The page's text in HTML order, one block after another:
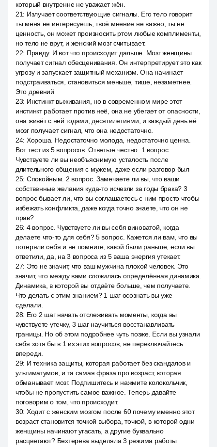
который внутренне не уважает жён.
21: Излучает соответствующие сигналы. Его тело говорит
ты меня не интересуешь, твоё мнение не важно, ты не
ценность, он может произносить ртом любые комплименты,
но тело не врут, и женский мозг считывает.
22: Правду. И вот что происходит дальше. Мозг женщины
получает сигнал обесценивания. Он интерпретирует это как
угрозу и запускает защитный механизм. Она начинает
подстраиваться, становиться меньше, тише, незаметнее.
Это древний
23: Инстинкт выживания, но в современном мире этот
инстинкт работает против неё, она не убегает от опасности,
она живёт с ней годами, десятилетиями, и каждый день её
мозг получает сигнал, что она недостаточно.
24: Хороша. Недостаточно молода, недостаточно ценна.
Вот тест из 5 вопросов. Ответьте честно. 1 вопрос.
Чувствуете ли вы необъяснимую усталость после
длительного общения с мужем, даже если разговор был
25: Спокойным. 2 вопрос. Замечаете ли вы, что ваши
собственные желания куда-то исчезли за годы брака? 3
вопрос бывает ли, что вы соглашаетесь с ним просто чтобы
избежать конфликта, даже когда точно знаете, что он не
прав?
26: 4 вопрос. Чувствуете ли вы себя виноватой, когда
делаете что-то для себя? 5 вопрос. Кажется ли вам, что вы
потеряли себя и не помните, какой были раньше, если вы
ответили, да, на 3 вопроса из 5 ваша энергия утекает.
27: Это не значит, что ваш мужчина плохой человек. Это
значит, что между вами сложилась определённая динамика.
Динамика, в которой вы отдаёте больше, чем получаете.
Что делать с этим знанием? 1 шаг осознать вы уже
сделали.
28: Его 2 шаг начать отслеживать моменты, когда вы
чувствуете утечку, 3 шаг научиться восстанавливать
границы. Но об этом подробнее чуть позже. Если вы узнали
себя хотя бы в 1 из этих вопросов, не переключайтесь
впереди.
29: И техника защиты, которая работает без скандалов и
ультиматумов, и та самая фраза про возраст, которая
обманывает мозг. Подпишитесь и нажмите колокольчик,
чтобы не пропустить самое важное. Теперь давайте
поговорим о том, что происходит.
30: Ходит с женским мозгом после 60 почему именно этот
возраст становится точкой выбора, точкой, в которой одни
женщины начинают угасать, а другие буквально
расцветают? Бехтерева выделяла 3 режима работы